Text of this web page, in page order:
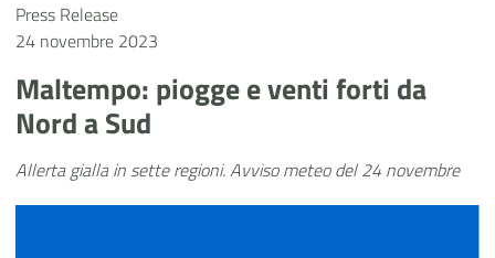
Condividi su LinkedIn
Press Release
24 novembre 2023
Maltempo: piogge e venti forti da
Nord a Sud
Allerta gialla in sette regioni. Avviso meteo del 24 novembre